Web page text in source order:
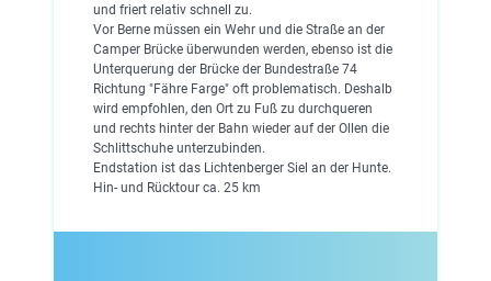
und friert relativ schnell zu.
Vor Berne müssen ein Wehr und die Straße an der
Camper Brücke überwunden werden, ebenso ist die
Unterquerung der Brücke der Bundestraße 74
Richtung "Fähre Farge" oft problematisch. Deshalb
wird empfohlen, den Ort zu Fuß zu durchqueren
und rechts hinter der Bahn wieder auf der Ollen die
Schlittschuhe unterzubinden.
Endstation ist das Lichtenberger Siel an der Hunte.
Hin- und Rücktour ca. 25 km